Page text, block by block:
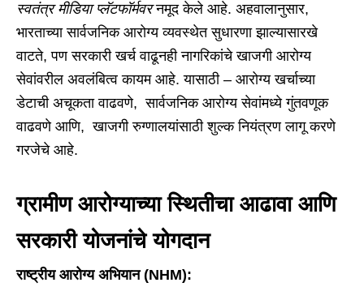
स्वतंत्र मीडिया प्लॅटफॉर्मवरनमूद केले आहे. अहवालानुसार,
भारताच्या सार्वजनिक आरोग्य व्यवस्थेत सुधारणा झाल्यासारखे
वाटते, पण सरकारी खर्च वाढूनही नागरिकांचे खाजगी आरोग्य
सेवांवरील अवलंबित्व कायम आहे. यासाठी – आरोग्य खर्चाच्या
डेटाची अचूकता वाढवणे, सार्वजनिक आरोग्य सेवांमध्ये गुंतवणूक
वाढवणे आणि, खाजगी रुग्णालयांसाठी शुल्क नियंत्रण लागू करणे
गरजेचे आहे.
ग्रामीण आरोग्याच्या स्थितीचा आढावा आणि
सरकारी योजनांचे योगदान
राष्ट्रीय आरोग्य अभियान (NHM):